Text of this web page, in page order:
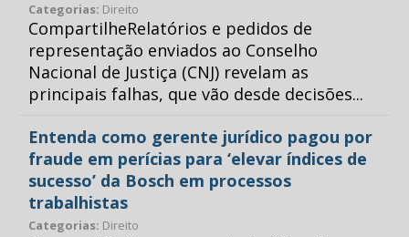
Categorias: Direito
CompartilheRelatórios e pedidos de
representação enviados ao Conselho
Nacional de Justiça (CNJ) revelam as
principais falhas, que vão desde decisões...
Entenda como gerente jurídico pagou por
fraude em perícias para ‘elevar índices de
sucesso’ da Bosch em processos
trabalhistas
Categorias: Direito